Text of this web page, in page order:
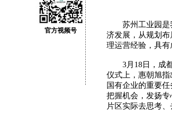
官方视频号
苏州工业园是我
济发展，从规划
理运营经验，具有
3月18日，成都
仪式上，惠朝旭
国有企业的重要
把握机会，发扬
片区实际去思考